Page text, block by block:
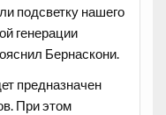
подсветку нашего
генерации
Бернаскони.
предназначен
При этом